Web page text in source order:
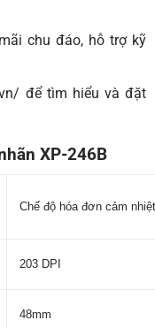
chu đáo, hỗ trợ kỹ
để tìm hiểu và đặt
XP-246B
Chế độ hóa đơn cảm nhiệt
203 DPI
48mm